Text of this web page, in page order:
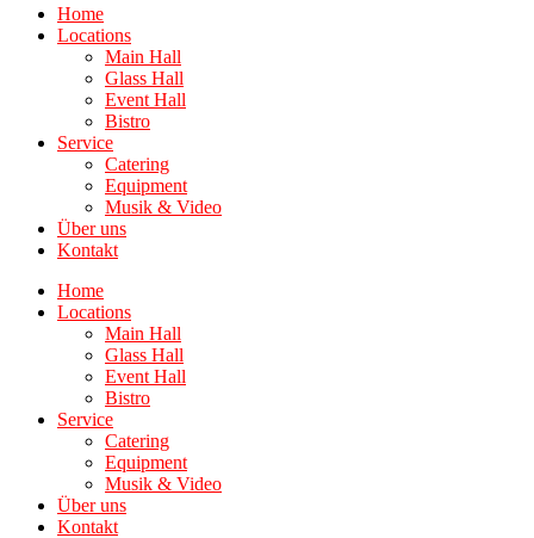
Home
Locations
Main Hall
Glass Hall
Event Hall
Bistro
Service
Catering
Equipment
Musik & Video
Über uns
Kontakt
Home
Locations
Main Hall
Glass Hall
Event Hall
Bistro
Service
Catering
Equipment
Musik & Video
Über uns
Kontakt